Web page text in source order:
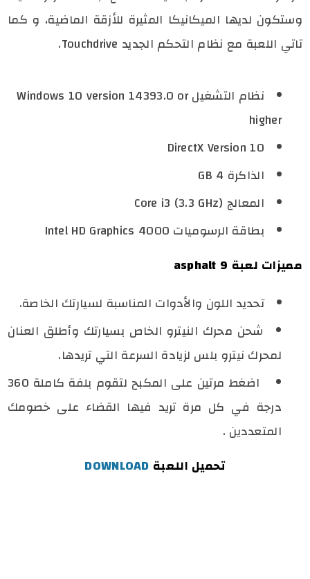
وستكون لديها الميكانيكا المثيرة للأزقة الماضية، و كما
تاتي اللعبة مع نظام التحكم الجديد Touchdrive.
نظام التشغيل Windows 10 version 14393.0 or
higher
DirectX Version 10
الذاكرة 4 GB
المعالج Core i3 (3.3 GHz)
بطاقة الرسوميات Intel HD Graphics 4000
مميزات لعبة asphalt 9
تحديد اللون والأدوات المناسبة لسيارتك الخاصة.
شحن محرك النيترو الخاص بسيارتك وأطلق العنان
لمحرك نيترو بلس لزيادة السرعة التي تريدها.
اضغط مرتين على المكبح لتقوم بلفة كاملة 360
درجة في كل مرة تريد فيها القضاء على خصومك
المتعددين .
تحميل اللعبة